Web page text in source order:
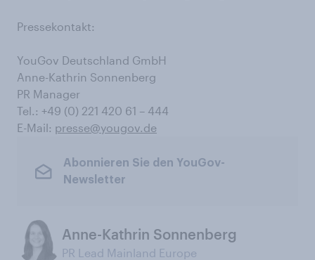
Pressekontakt:
YouGov Deutschland GmbH
Anne-Kathrin Sonnenberg
PR Manager
Tel.: +49 (0) 221 420 61 – 444
E-Mail: presse@yougov.de
Abonnieren Sie den YouGov-
Newsletter
Anne-Kathrin Sonnenberg
PR Lead Mainland Europe